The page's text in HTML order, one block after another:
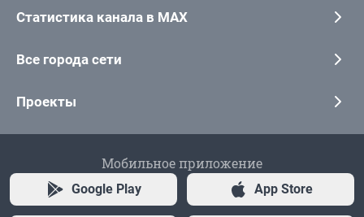
Статистика канала в MAX
Все города сети
Проекты
Мобильное приложение
Google Play App Store